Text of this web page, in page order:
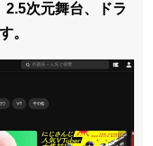
2.5次元舞台、ドラ
。